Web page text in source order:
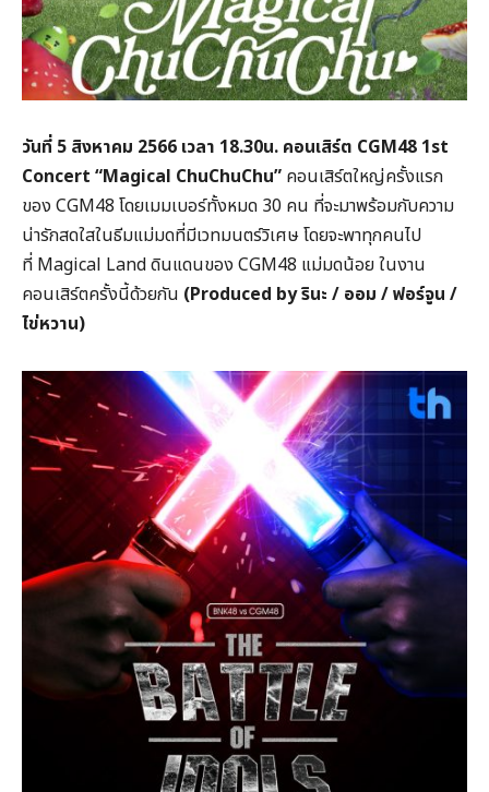
วันที่ 5 สิงหาคม 2566 เวลา 18.30น. คอนเสิร์ต CGM48 1st
Concert “Magical ChuChuChu” คอนเสิร์ตใหญ่ครั้งแรก
ของ CGM48 โดยเมมเบอร์ทั้งหมด 30 คน ที่จะมาพร้อมกับความ
น่ารักสดใสในธีมแม่มดที่มีเวทมนตร์วิเศษโดยจะพาทุกคนไป
ที่ Magical Land ดินแดนของ CGM48 แม่มดน้อย ในงาน
คอนเสิร์ตครั้งนี้ด้วยกัน (Produced byรินะ / ออม / ฟอร์จูน /
ไข่หวาน)